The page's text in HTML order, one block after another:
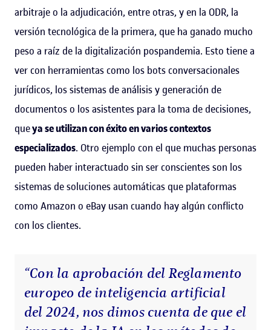
arbitraje o la adjudicación, entre otras, y en la ODR, la
versión tecnológica de la primera, que ha ganado mucho
peso a raíz de la digitalización pospandemia. Esto tiene a
ver con herramientas como los bots conversacionales
jurídicos, los sistemas de análisis y generación de
documentos o los asistentes para la toma de decisiones,
queya se utilizan con éxito en varios contextos
especializados. Otro ejemplo con el que muchas personas
pueden haber interactuado sin ser conscientes son los
sistemas de soluciones automáticas que plataformas
como Amazon o eBay usan cuando hay algún conflicto
con los clientes.
“Con la aprobación del Reglamento
europeo de inteligencia artificial
del 2024, nos dimos cuenta de que el